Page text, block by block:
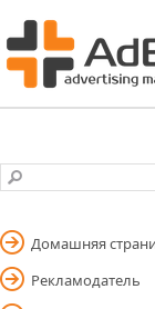
Домашняя
Рекламодатель